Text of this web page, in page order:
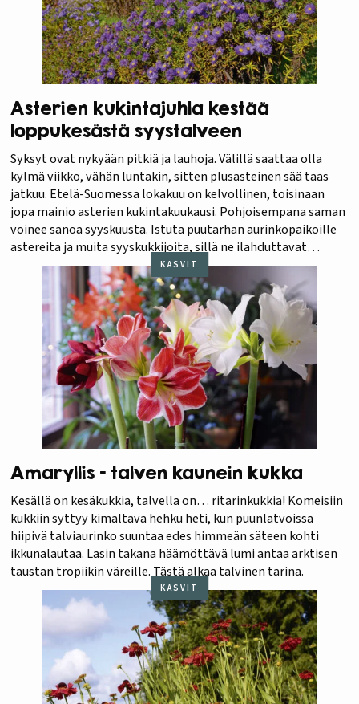
Asterien kukintajuhla kestää
loppukesästä syystalveen
Syksyt ovat nykyään pitkiä ja lauhoja. Välillä saattaa olla
kylmä viikko, vähän luntakin, sitten plusasteinen sää taas
jatkuu. Etelä-Suomessa lokakuu on kelvollinen, toisinaan
jopa mainio asterien kukintakuukausi. Pohjoisempana saman
voinee sanoa syyskuusta. Istuta puutarhan aurinkopaikoille
astereita ja muita syyskukkijoita, sillä ne ilahduttavat
valtavasti. Syksyn viileydessä kukinnat kestävät viikkokausia.
KASVIT
Amaryllis – talven kaunein kukka
Kesällä on kesäkukkia, talvella on… ritarinkukkia! Komeisiin
kukkiin syttyy kimaltava hehku heti, kun puunlatvoissa
hiipivä talviaurinko suuntaa edes himmeän säteen kohti
ikkunalautaa. Lasin takana häämöttävä lumi antaa arktisen
taustan tropiikin väreille. Tästä alkaa talvinen tarina.
KASVIT